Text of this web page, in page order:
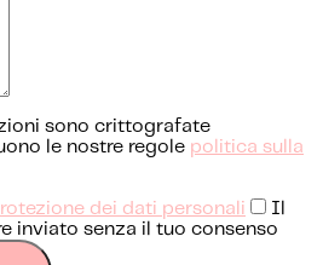
sono crittografate
le nostre regole politica sulla
dei dati personali
Il
inviato senza il tuo consenso